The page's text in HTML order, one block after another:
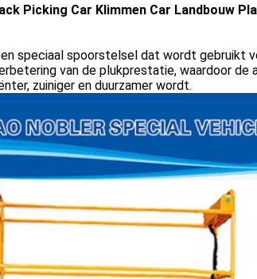
Picking Car Klimmen Car Landbouw
speciaal spoorstelsel dat wordt gebruikt
van de plukprestatie, waardoor
zuiniger en duurzamer wordt.